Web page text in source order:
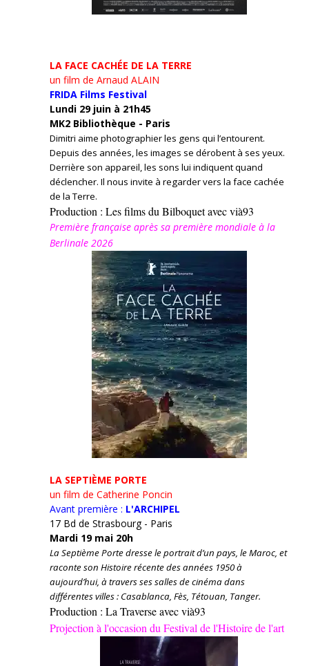
LA FACE CACHÉE DE LA TERRE
un film de Arnaud ALAIN
FRIDA Films Festival
Lundi 29 juin à 21h45
MK2 Bibliothèque - Paris
Dimitri aime photographier les gens qui l’entourent.
Depuis des années, les images se dérobent à ses yeux.
Derrière son appareil, les sons lui indiquent quand
déclencher. Il nous invite à regarder vers la face cachée
de la Terre.
Production : Les films du Bilboquet avec vià93
Première française après sa première mondiale à la
Berlinale 2026
LA SEPTIÈME PORTE
un film de Catherine Poncin
Avant première : L'ARCHIPEL
17 Bd de Strasbourg - Paris
Mardi 19 mai 20h
La Septième Porte dresse le portrait d’un pays, le Maroc, et
raconte son Histoire récente des années 1950 à
aujourd’hui, à travers ses salles de cinéma dans
différentes villes : Casablanca, Fès, Tétouan, Tanger.
Production : La Traverse avec vià93
Projection à l'occasion du Festival de l'Histoire de l'art